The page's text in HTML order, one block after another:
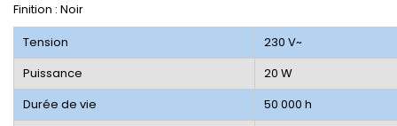
Finition : Noir
Tension
230 V~
Puissance
20 W
Durée de vie
50 000 h